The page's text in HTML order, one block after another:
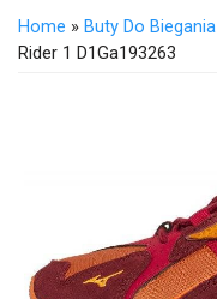
Home » Buty Do Biegania
Rider 1 D1Ga193263